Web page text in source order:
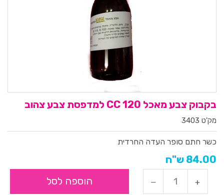
בקבוק צבע מאכל 120 CC למדפסת צבע צהוב
מק'ט 3403
כשר חתם סופר העדה החרדית
84.00 ש"ח
הוספה לסל